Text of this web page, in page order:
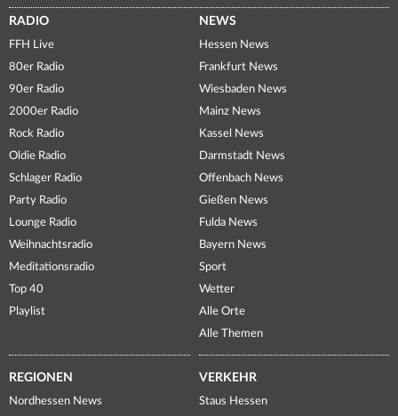
RADIO
FFH Live
80er Radio
90er Radio
2000er Radio
Rock Radio
Oldie Radio
Schlager Radio
Party Radio
Lounge Radio
Weihnachtsradio
Meditationsradio
Top 40
Playlist
NEWS
Hessen News
Frankfurt News
Wiesbaden News
Mainz News
Kassel News
Darmstadt News
Offenbach News
Gießen News
Fulda News
Bayern News
Sport
Wetter
Alle Orte
Alle Themen
REGIONEN
Nordhessen News
VERKEHR
Staus Hessen